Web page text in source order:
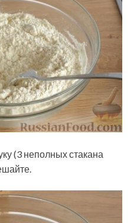
(3 неполных стакана